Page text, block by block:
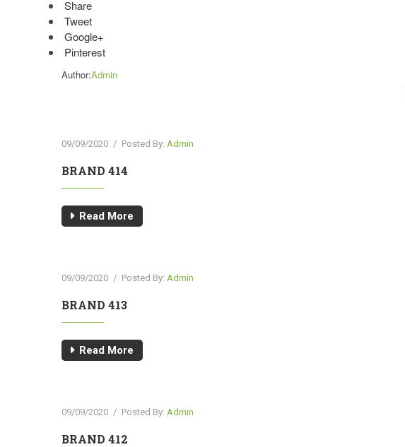
Share
Tweet
Google+
Pinterest
Author:Admin
09/09/2020 / Posted By: Admin
BRAND 414
Read More
09/09/2020 / Posted By: Admin
BRAND 413
Read More
09/09/2020 / Posted By: Admin
BRAND 412